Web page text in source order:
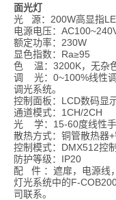
面光灯
光 源：200W高显指
电源电压：
额定功率：230W
显色指数：Ra≥95
色 温：3200K，无杂
调 光：0~100%线性调
调光系统。
控制面板：LCD数码显
通道模式：1CH/2CH
光 学：15-60度线性手
散热方式：铜管散热器
控制模式：DMX512控
防护等级：IP20
配 件 ：遮扉，电源线
灯光系统中的F-
司联系。